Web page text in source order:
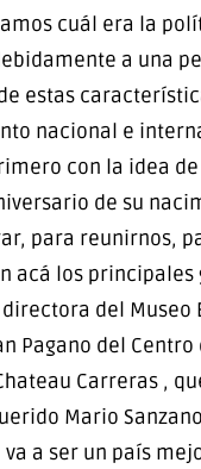
cuál era la
a una
estas
nacional e
con la idea
de su
para reunirnos,
acá los principales
del Museo
Pagano del Centro
Carreras ,
Mario
va a ser un país